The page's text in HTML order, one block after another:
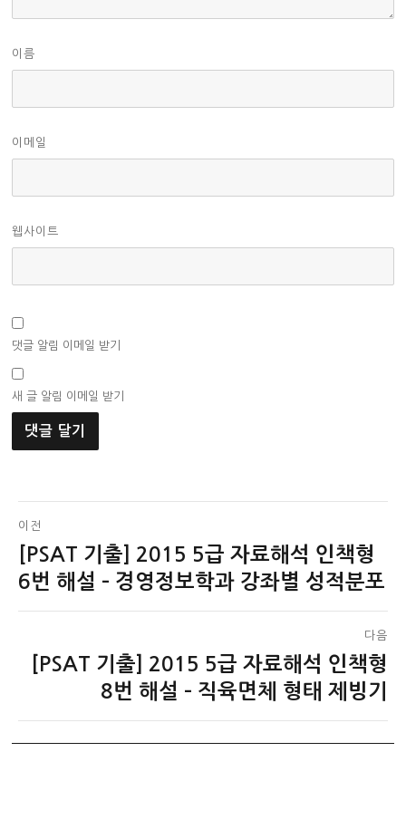
이름
이메일
웹사이트
댓글 알림 이메일 받기
새 글 알림 이메일 받기
글
탐
색
이전
이
전
[PSAT 기출] 2015 5급 자료해석 인책형
6번 해설 – 경영정보학과 강좌별 성적분포
다음
[PSAT 기출] 2015 5급 자료해석 인책형
8번 해설 – 직육면체 형태 제빙기